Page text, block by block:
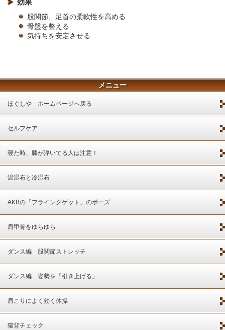
股関節、足首の柔軟性を高める
骨盤を整える
気持ちを安定させる
メニュー
ほぐしや ホームページへ戻る
セルフケア
寝た時、膝が浮いてる人は注意！
温湿布と冷湿布
AKBの「フライングゲット」のポーズ
肩甲骨をゆらゆら
ダンス編 股関節ストレッチ
ダンス編 姿勢を「引き上げる」
肩こりによく効く体操
猫背チェック